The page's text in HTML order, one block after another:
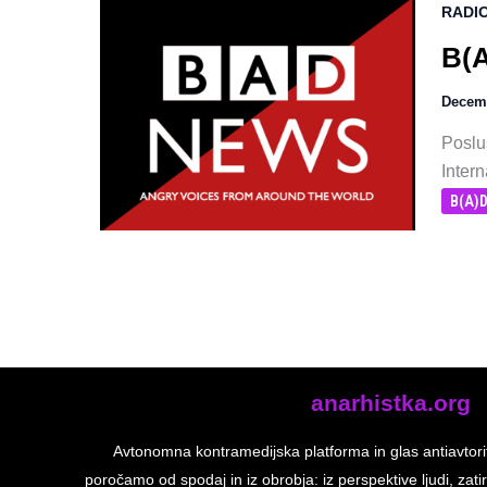
anarhistka.org
Avtonomna kontramedijska platforma in glas
poročamo od spodaj in iz obrobja: iz perspektive ljudi,